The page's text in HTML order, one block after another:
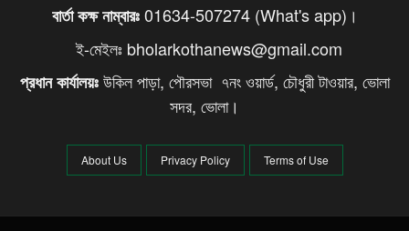
বার্তা কক্ষ নাম্বারঃ01634-507274 (What's app)।
ই-মেইলঃ bholarkothanews@gmail.com
প্রধান কার্যালয়ঃউকিল পাড়া, পৌরসভা ৭নং ওয়ার্ড, চৌধুরী টাওয়ার, ভোলা
সদর, ভোলা।
About Us Privacy Policy Terms of Use